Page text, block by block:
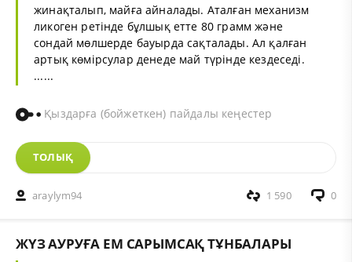
жинақталып, майға айналады. Аталған механизм
ликоген ретінде бұлшық етте 80 грамм және
сондай мөлшерде бауырда сақталады. Ал қалған
артық көмірсулар денеде май түрінде кездеседі.
......
Қыздарға (бойжеткен) пайдалы кеңестер
ТОЛЫҚ
araylym94 0
1 590
ЖҮЗ АУРУҒА ЕМ САРЫМСАҚ ТҰНБАЛАРЫ